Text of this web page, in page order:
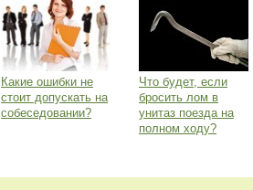
Какие ошибки не
стоит допускать на
собеседовании?
Что будет, если
бросить лом в
унитаз поезда на
полном ходу?